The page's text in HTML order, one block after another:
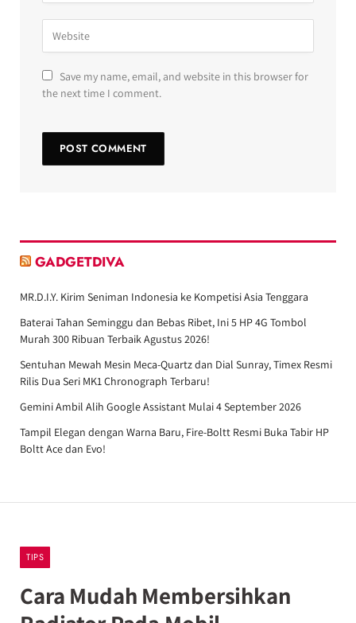
Save my name, email, and website in this browser for
the next time I comment.
GADGETDIVA
MR.D.I.Y. Kirim Seniman Indonesia ke Kompetisi Asia Tenggara
Baterai Tahan Seminggu dan Bebas Ribet, Ini 5 HP 4G Tombol
Murah 300 Ribuan Terbaik Agustus 2026!
Sentuhan Mewah Mesin Meca-Quartz dan Dial Sunray, Timex Resmi
Rilis Dua Seri MK1 Chronograph Terbaru!
Gemini Ambil Alih Google Assistant Mulai 4 September 2026
Tampil Elegan dengan Warna Baru, Fire-Boltt Resmi Buka Tabir HP
Boltt Ace dan Evo!
TIPS
Cara Mudah Membersihkan